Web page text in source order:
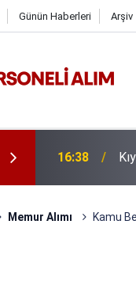
Günün Haberleri Arşiv
16:38
Memur Alımı Kamu